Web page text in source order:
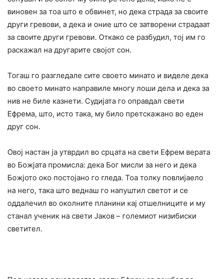
виновен за тоа што е обвинет, но дека страда за своите
други гревови, а дека и оние што се затворени страдаат
за своите други гревови. Откако се разбудил, тој им го
раскажал на другарите својот сон.
Тогаш го разгледале сите своето минато и виделе дека
во своето минато направиле многу лоши дела и дека за
нив не биле казнети. Судијата го оправдал свети
Ефрема, што, исто така, му било претскажано во еден
друг сон.
Овој настан ја утврдил во срцата на свети Ефрем верата
во Божјата промисла: дека Бог мисли за него и дека
Божјото око постојано го гледа. Тоа толку повлијаело
на него, така што веднаш го напуштил светот и се
оддалечил во околните планини кај отшелниците и му
станал ученик на свети Јаков – големиот низибиски
светител.